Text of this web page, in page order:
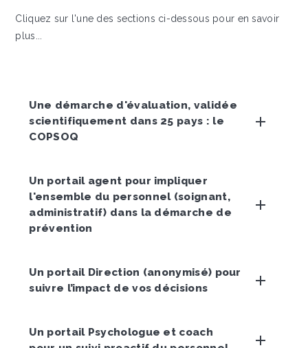
Cliquez sur l'une des sections ci-dessous pour en savoir
plus...
Une démarche d'évaluation, validée
scientifiquement dans 25 pays : le
COPSOQ
Un portail agent pour impliquer
l'ensemble du personnel (soignant,
administratif) dans la démarche de
prévention
Un portail Direction (anonymisé) pour
suivre l’impact de vos décisions
Un portail Psychologue et coach